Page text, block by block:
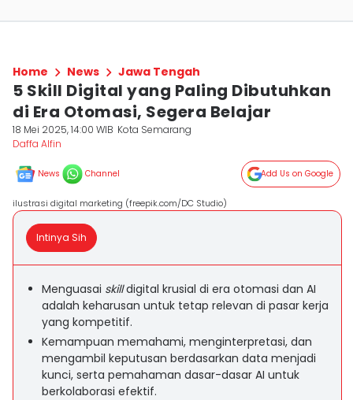
Home News Jawa Tengah
5 Skill Digital yang Paling Dibutuhkan
di Era Otomasi, Segera Belajar
18 Mei 2025, 14:00 WIB Kota Semarang
Daffa Alfin
News Channel Add Us on Google
ilustrasi digital marketing (freepik.com/DC Studio)
Intinya Sih
Menguasai skilldigital krusial di era otomasi dan AI
adalah keharusan untuk tetap relevan di pasar kerja
yang kompetitif.
Kemampuan memahami, menginterpretasi, dan
mengambil keputusan berdasarkan data menjadi
kunci, serta pemahaman dasar-dasar AI untuk
berkolaborasi efektif.